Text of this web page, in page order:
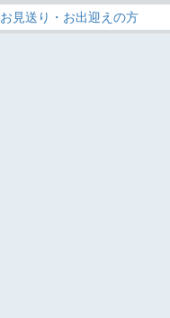
お見送り・お出迎えの方